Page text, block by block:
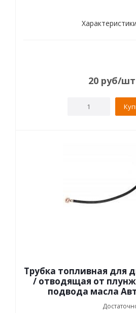
Характеристики
20 руб/шт
Трубка топливная для
/ отводящая от
подвода масла